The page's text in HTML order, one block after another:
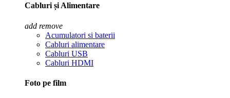
Cabluri și Alimentare
add remove
Acumulatori si baterii
Cabluri alimentare
Cabluri USB
Cabluri HDMI
Foto pe film